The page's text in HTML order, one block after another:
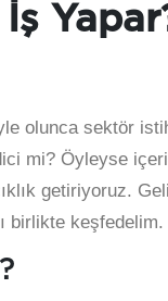
olunca sektör
mi? Öyleyse
getiriyoruz.
birlikte keşfedelim.